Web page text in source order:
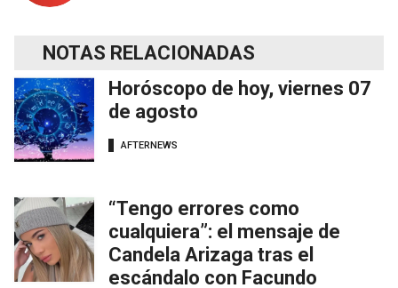
NOTAS RELACIONADAS
Horóscopo de hoy, viernes 07
de agosto
AFTERNEWS
“Tengo errores como
cualquiera”: el mensaje de
Candela Arizaga tras el
escándalo con Facundo